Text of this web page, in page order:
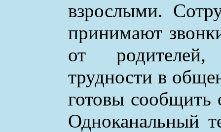
взрослыми.
принимают
от
трудности в
готовы сообщить
Одноканальный